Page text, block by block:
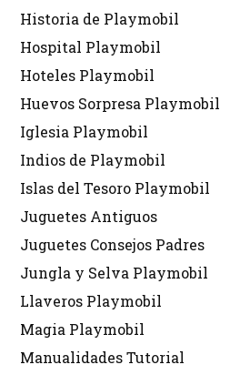
Historia de Playmobil
Hospital Playmobil
Hoteles Playmobil
Huevos Sorpresa Playmobil
Iglesia Playmobil
Indios de Playmobil
Islas del Tesoro Playmobil
Juguetes Antiguos
Juguetes Consejos Padres
Jungla y Selva Playmobil
Llaveros Playmobil
Magia Playmobil
Manualidades Tutorial